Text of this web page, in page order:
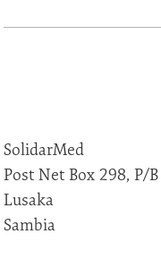
SolidarMed
Post Net Box 298, P/
Lusaka
Sambia